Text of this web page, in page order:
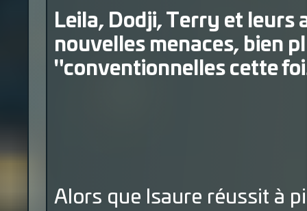
Leila, Dodji, Terry et leurs
nouvelles menaces, bien
"conventionnelles cette
Alors que Isaure réussit à